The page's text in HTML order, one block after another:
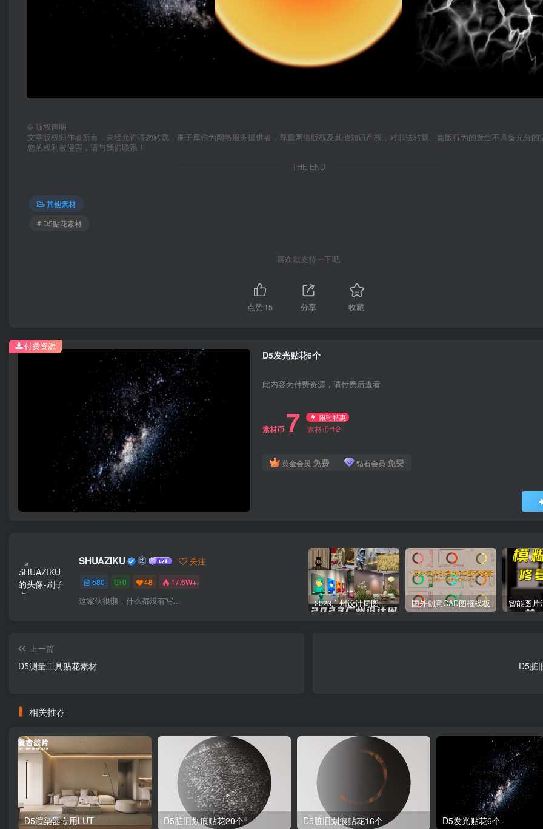
© 版权声明
文章版权归作者所有，未经允许请勿转载，刷子库作为网络服务提供者，尊重网络版权及其他知识产权，对非法转载、盗版行为的发生不具备充分的
您的权利被侵害，请与我们联系！
THE END
其他素材
# D5贴花素材
喜欢就支持一下吧
点赞15 分享 收藏
D5发光贴花6个
此内容为付费资源，请付费后查看
素材币 7 限时特惠
素材币12
黄金会员 免费 钻石会员 免费
付费资源
SHUAZIKU 关注
580 0 48 17.6W+
这家伙很懒，什么都没有写... 2023广州设计周图集更新至8000多张高清图+联系方式 国外创意CAD图框模板
上一篇
D5测量工具贴花素材
D5脏
相关推荐
D5渲染器专用LUT D5脏旧划痕贴花20个 D5脏旧划痕贴花16个 D5发光贴花6个